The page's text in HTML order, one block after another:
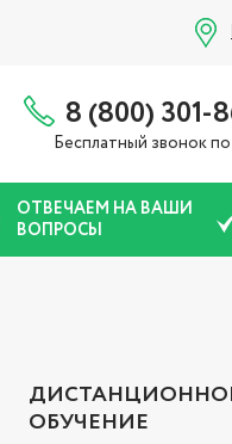
8 (800) 301-
Бесплатный звонок
ОТВЕЧАЕМ НА ВАШИ
ВОПРОСЫ
ОБУЧЕНИЕ